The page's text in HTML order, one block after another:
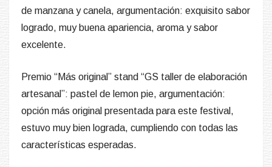
de manzana y canela, argumentación: exquisito sabor
logrado, muy buena apariencia, aroma y sabor
excelente.
Premio “Más original” stand “GS taller de elaboración
artesanal”: pastel de lemon pie, argumentación:
opción más original presentada para este festival,
estuvo muy bien lograda, cumpliendo con todas las
características esperadas.